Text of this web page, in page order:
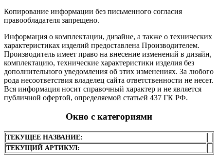
Копирование информации без письменного согласия
правообладателя запрещено.
Информация о комплектации, дизайне, а также о технических
характеристиках изделий предоставлена Производителем.
Производитель имеет право на внесение изменений в дизайн,
комплектацию, технические характеристики изделия без
дополнительного уведомления об этих изменениях. За любого
рода несоответствия владелец сайта ответственности не несет.
Вся информация носит справочный характер и не является
публичной офертой, определяемой статьей 437 ГК РФ.
Окно с категориями
ТЕКУЩЕЕ НАЗВАНИЕ:
ТЕКУЩИЙ АРТИКУЛ: